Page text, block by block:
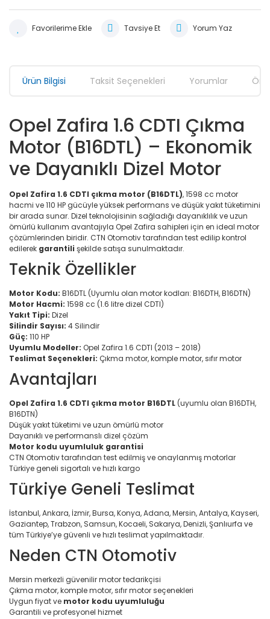
Tavsiye Et Yorum Yaz
Ürün Bilgisi Taksit Seçenekleri Yorumlar
Opel Zafira 1.6 CDTI Çıkma
Motor (B16DTL) – Ekonomik
ve Dayanıklı Dizel Motor
Opel Zafira 1.6 CDTI çıkma motor (B16DTL), 1598 cc motor
hacmi ve 110 HP gücüyle yüksek performans ve düşük yakıt tüketimini
bir arada sunar. Dizel teknolojisinin sağladığı dayanıklılık ve uzun
ömürlü kullanım avantajıyla Opel Zafira sahipleri için en ideal motor
çözümlerinden biridir. CTN Otomotiv tarafından test edilip kontrol
edilerek garantili şekilde satışa sunulmaktadır.
Teknik Özellikler
Motor Kodu: B16DTL (Uyumlu olan motor kodları: B16DTH, B16DTN)
Motor Hacmi: 1598 cc (1.6 litre dizel CDTI)
Yakıt Tipi: Dizel
Silindir Sayısı: 4 Silindir
Güç: 110 HP
Uyumlu Modeller: Opel Zafira 1.6 CDTI (2013 – 2018)
Teslimat Seçenekleri: Çıkma motor, komple motor, sıfır motor
Avantajları
Opel Zafira 1.6 CDTI çıkma motor B16DTL (uyumlu olan B16DTH,
B16DTN)
Düşük yakıt tüketimi ve uzun ömürlü motor
Dayanıklı ve performanslı dizel çözüm
Motor kodu uyumluluk garantisi
CTN Otomotiv tarafından test edilmiş ve onaylanmış motorlar
Türkiye geneli sigortalı ve hızlı kargo
Türkiye Geneli Teslimat
İstanbul, Ankara, İzmir, Bursa, Konya, Adana, Mersin, Antalya, Kayseri,
Gaziantep, Trabzon, Samsun, Kocaeli, Sakarya, Denizli, Şanlıurfa ve
tüm Türkiye’ye güvenli ve hızlı teslimat yapılmaktadır.
Neden CTN Otomotiv
Mersin merkezli güvenilir motor tedarikçisi
Çıkma motor, komple motor, sıfır motor seçenekleri
Uygun fiyat ve motor kodu uyumluluğu
Garantili ve profesyonel hizmet